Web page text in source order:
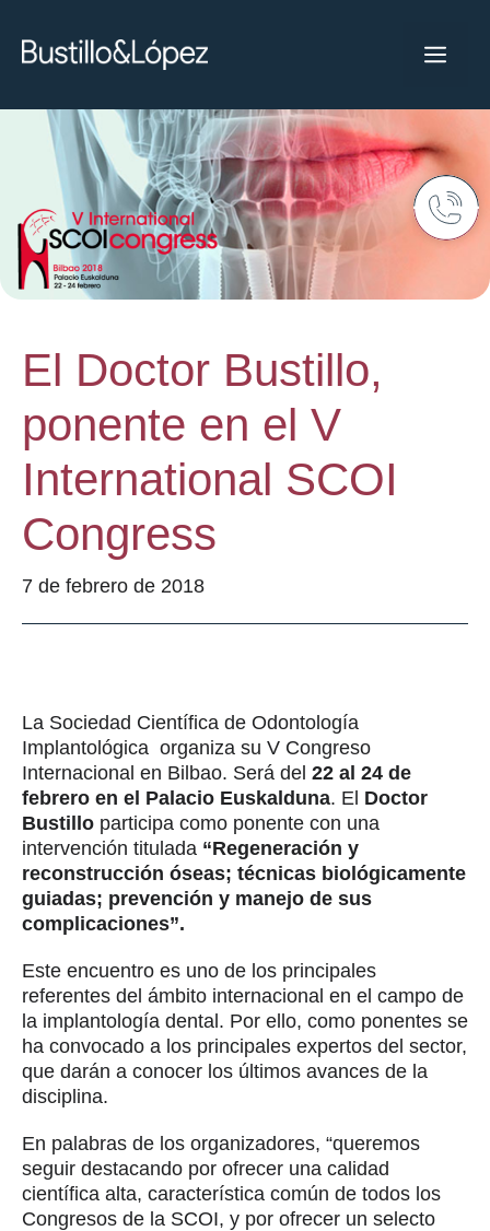
El Doctor Bustillo,
ponente en el V
International SCOI
Congress
7 de febrero de 2018
La Sociedad Científica de Odontología
Implantológica organiza su V Congreso
Internacional en Bilbao. Será del 22 al 24 de
febrero en el Palacio Euskalduna. El Doctor
Bustillo participa como ponente con una
intervención titulada “Regeneración y
reconstrucción óseas; técnicas biológicamente
guiadas; prevención y manejo de sus
complicaciones”.
Este encuentro es uno de los principales
referentes del ámbito internacional en el campo de
la implantología dental. Por ello, como ponentes se
ha convocado a los principales expertos del sector,
que darán a conocer los últimos avances de la
disciplina.
En palabras de los organizadores, “queremos
seguir destacando por ofrecer una calidad
científica alta, característica común de todos los
Congresos de la SCOI, y por ofrecer un selecto